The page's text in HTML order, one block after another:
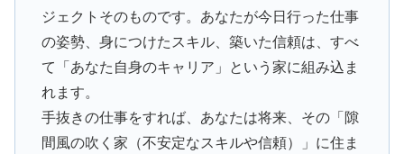
ジェクトそのものです。あなたが今日行った仕事
の姿勢、身につけたスキル、築いた信頼は、すべ
て「あなた自身のキャリア」という家に組み込ま
れます。
手抜きの仕事をすれば、あなたは将来、その「隙
間風の吹く家（不安定なスキルや信頼）」に住ま